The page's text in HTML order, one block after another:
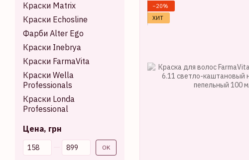
−20%
ХИТ
Краски Matrix
Краски Echosline
Фарби Alter Ego
Краски Inebrya
Краски FarmaVita
Краски Wella
Professionals
Краски Londa
Professional
Цена, грн
От Цена, грн
До Цена, грн OK